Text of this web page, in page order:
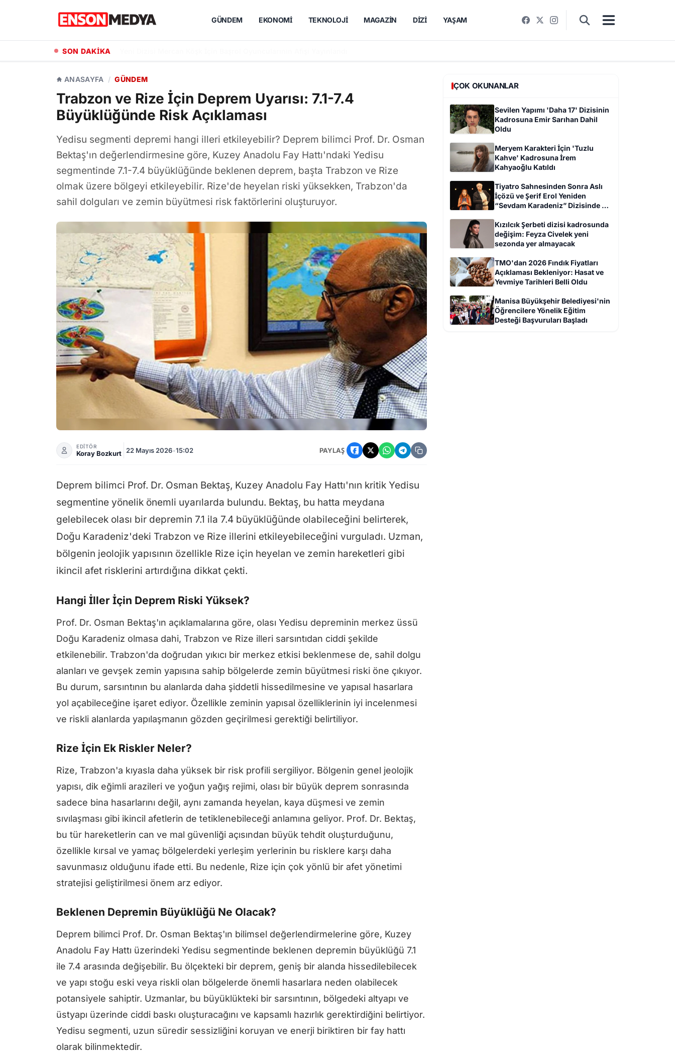
GÜNDEM EKONOMI TEKNOLOJI MAGAZIN DIZI YAŞAM
SON DAKİKA
ANASAYFA / GÜNDEM
Trabzon ve Rize İçin Deprem Uyarısı: 7.1-7.4
Büyüklüğünde Risk Açıklaması
Yedisu segmenti depremi hangi illeri etkileyebilir? Deprem bilimci Prof. Dr. Osman
Bektaş'ın değerlendirmesine göre, Kuzey Anadolu Fay Hattı'ndaki Yedisu
segmentinde 7.1-7.4 büyüklüğünde beklenen deprem, başta Trabzon ve Rize
olmak üzere bölgeyi etkileyebilir. Rize'de heyelan riski yüksekken, Trabzon'da
sahil dolguları ve zemin büyütmesi risk faktörlerini oluşturuyor.
EDİTÖR
Koray Bozkurt 22 Mayıs 2026•15:02 PAYLAŞ
Deprem bilimci Prof. Dr. Osman Bektaş, Kuzey Anadolu Fay Hattı'nın kritik Yedisu
segmentine yönelik önemli uyarılarda bulundu. Bektaş, bu hatta meydana
gelebilecek olası bir depremin 7.1 ila 7.4 büyüklüğünde olabileceğini belirterek,
Doğu Karadeniz'deki Trabzon ve Rize illerini etkileyebileceğini vurguladı. Uzman,
bölgenin jeolojik yapısının özellikle Rize için heyelan ve zemin hareketleri gibi
ikincil afet risklerini artırdığına dikkat çekti.
Hangi İller İçin Deprem Riski Yüksek?
Prof. Dr. Osman Bektaş'ın açıklamalarına göre, olası Yedisu depreminin merkez üssü
Doğu Karadeniz olmasa dahi, Trabzon ve Rize illeri sarsıntıdan ciddi şekilde
etkilenebilir. Trabzon'da doğrudan yıkıcı bir merkez etkisi beklenmese de, sahil dolgu
alanları ve gevşek zemin yapısına sahip bölgelerde zemin büyütmesi riski öne çıkıyor.
Bu durum, sarsıntının bu alanlarda daha şiddetli hissedilmesine ve yapısal hasarlara
yol açabileceğine işaret ediyor. Özellikle zeminin yapısal özelliklerinin iyi incelenmesi
ve riskli alanlarda yapılaşmanın gözden geçirilmesi gerektiği belirtiliyor.
Rize İçin Ek Riskler Neler?
Rize, Trabzon'a kıyasla daha yüksek bir risk profili sergiliyor. Bölgenin genel jeolojik
yapısı, dik eğimli arazileri ve yoğun yağış rejimi, olası bir büyük deprem sonrasında
sadece bina hasarlarını değil, aynı zamanda heyelan, kaya düşmesi ve zemin
sıvılaşması gibi ikincil afetlerin de tetiklenebileceği anlamına geliyor. Prof. Dr. Bektaş,
bu tür hareketlerin can ve mal güvenliği açısından büyük tehdit oluşturduğunu,
özellikle kırsal ve yamaç bölgelerdeki yerleşim yerlerinin bu risklere karşı daha
savunmasız olduğunu ifade etti. Bu nedenle, Rize için çok yönlü bir afet yönetimi
stratejisi geliştirilmesi önem arz ediyor.
Beklenen Depremin Büyüklüğü Ne Olacak?
Deprem bilimci Prof. Dr. Osman Bektaş'ın bilimsel değerlendirmelerine göre, Kuzey
Anadolu Fay Hattı üzerindeki Yedisu segmentinde beklenen depremin büyüklüğü 7.1
ile 7.4 arasında değişebilir. Bu ölçekteki bir deprem, geniş bir alanda hissedilebilecek
ve yapı stoğu eski veya riskli olan bölgelerde önemli hasarlara neden olabilecek
potansiyele sahiptir. Uzmanlar, bu büyüklükteki bir sarsıntının, bölgedeki altyapı ve
üstyapı üzerinde ciddi baskı oluşturacağını ve kapsamlı hazırlık gerektirdiğini belirtiyor.
Yedisu segmenti, uzun süredir sessizliğini koruyan ve enerji biriktiren bir fay hattı
olarak bilinmektedir.
ÇOK OKUNANLAR
Sevilen Yapımı 'Daha 17' Dizisinin
Kadrosuna Emir Sarıhan Dahil
Oldu
Meryem Karakteri İçin 'Tuzlu
Kahve' Kadrosuna İrem
Kahyaoğlu Katıldı
Tiyatro Sahnesinden Sonra Aslı
İçözü ve Şerif Erol Yeniden
“Sevdam Karadeniz” Dizisinde Bir
Kızılcık Şerbeti dizisi kadrosunda
değişim: Feyza Civelek yeni
sezonda yer almayacak
TMO'dan 2026 Fındık Fiyatları
Açıklaması Bekleniyor: Hasat ve
Yevmiye Tarihleri Belli Oldu
Manisa Büyükşehir Belediyesi'nin
Öğrencilere Yönelik Eğitim
Desteği Başvuruları Başladı